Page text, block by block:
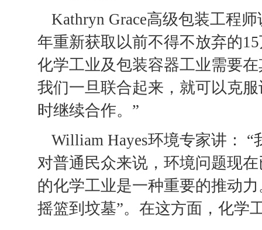
Kathryn Grace高级包装工程
年重新获取以前不得不放弃的
化学工业及包装容器工业需要
我们一旦联合起来，就可以克
时继续合作。”
William Hayes环境专家讲：
对普通民众来说，环境问题现
的化学工业是一种重要的推动
摇篮到坟墓”。在这方面，化学